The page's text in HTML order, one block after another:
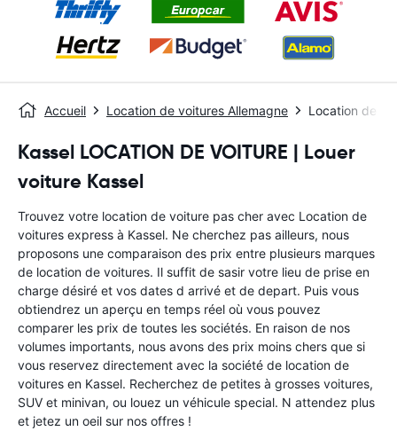
Accueil Location de voitures Allemagne Location de
Kassel LOCATION DE VOITURE | Louer
voiture Kassel
Trouvez votre location de voiture pas cher avec Location de
voitures express à Kassel. Ne cherchez pas ailleurs, nous
proposons une comparaison des prix entre plusieurs marques
de location de voitures. Il suffit de sasir votre lieu de prise en
charge désiré et vos dates d arrivé et de depart. Puis vous
obtiendrez un aperçu en temps réel où vous pouvez
comparer les prix de toutes les sociétés. En raison de nos
volumes importants, nous avons des prix moins chers que si
vous reservez directement avec la société de location de
voitures en Kassel. Recherchez de petites à grosses voitures,
SUV et minivan, ou louez un véhicule special. N attendez plus
et jetez un oeil sur nos offres !